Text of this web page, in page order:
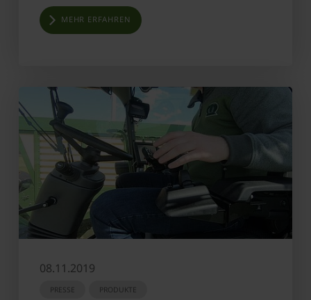
MEHR ERFAHREN
08.11.2019
PRESSE PRODUKTE